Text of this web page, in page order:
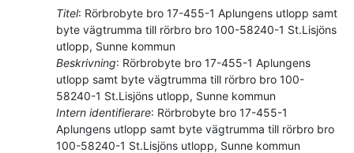
Titel: Rörbrobyte bro 17-455-1 Aplungens utlopp samt
byte vägtrumma till rörbro bro 100-58240-1 St.Lisjöns
utlopp, Sunne kommun
Beskrivning: Rörbrobyte bro 17-455-1 Aplungens
utlopp samt byte vägtrumma till rörbro bro 100-
58240-1 St.Lisjöns utlopp, Sunne kommun
Intern identifierare: Rörbrobyte bro 17-455-1
Aplungens utlopp samt byte vägtrumma till rörbro bro
100-58240-1 St.Lisjöns utlopp, Sunne kommun